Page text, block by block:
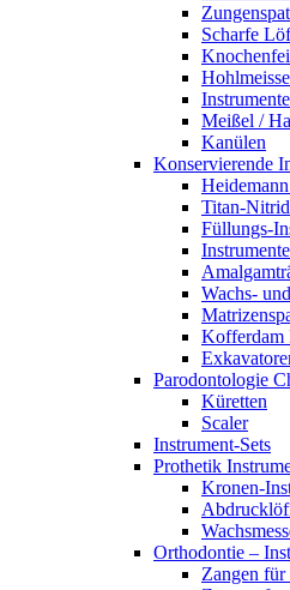
Scharfe
Meißel /
Kanülen
Konservierende
Titan-
Füllungs-
Wachs-
Kofferdam
Parodontologie
Küretten
Scaler
Instrument-Sets
Prothetik
Kronen-
Orthodontie –
Zangen